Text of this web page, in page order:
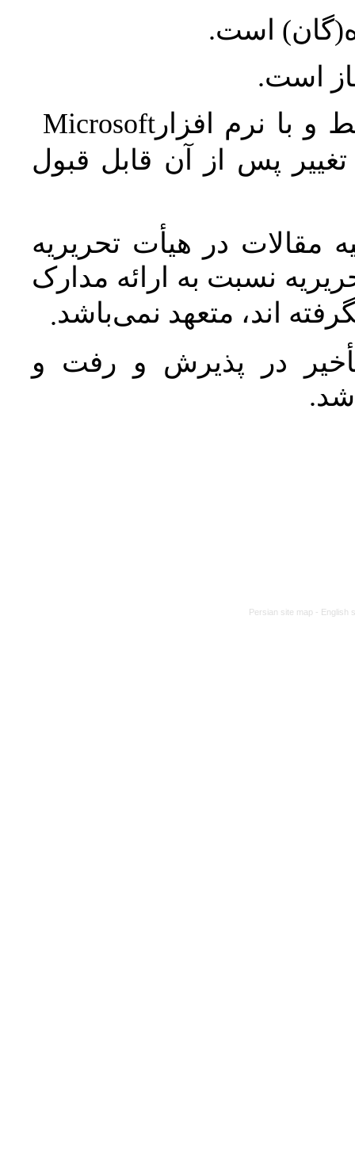
است.
است.
و با نرم افزارMicrosoft
پس از آن قابل قبول
مقالات در هیأت تحریریه
نسبت به ارائه مدارک
اند، متعهد نمی‌باشد.
در پذیرش و رفت و
شد.
Persian site map - English